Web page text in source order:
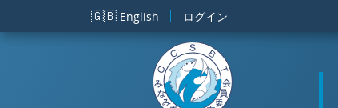
メインコンテンツに移動
🇬🇧 English ログイン